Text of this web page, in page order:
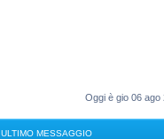
Oggi è gio 06 ago
ULTIMO MESSAGGIO